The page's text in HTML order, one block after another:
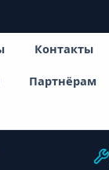
Контакты
Партнёрам